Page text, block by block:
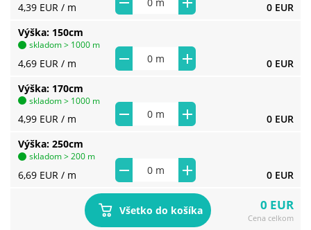
4,39 EUR / m 0 EUR
Výška 150cm
4,69 EUR / m 0 EUR
skladom > 1000 m
Výška 170cm
4,99 EUR / m 0 EUR
skladom > 1000 m
Výška 250cm
6,69 EUR / m 0 EUR
skladom > 200 m
Všetko do košíka 0 EUR
Cena celkom